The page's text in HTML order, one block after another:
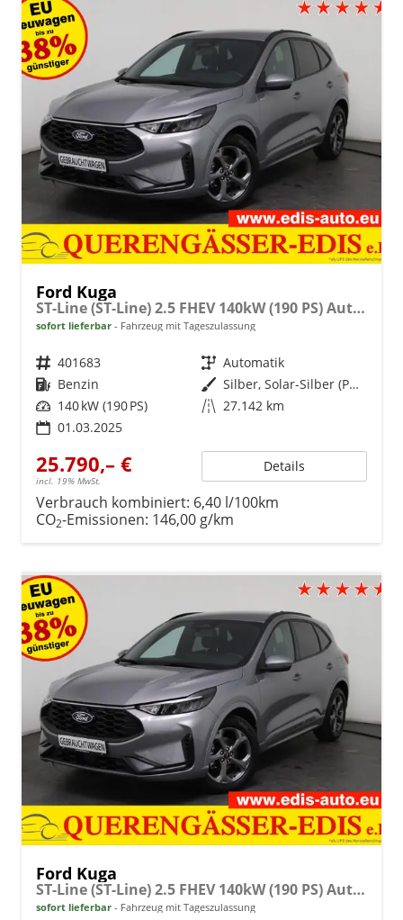
Ford Kuga
ST-Line (ST-Line) 2.5 FHEV 140kW (190 PS) Automatikgetriebe
sofort lieferbar Fahrzeug mit Tageszulassung
Fahrzeugnr. 401683 Getriebe Automatik
Kraftstoff Benzin Außenfarbe
Silber, Solar-Silber (PN4HS0)
Leistung 140 kW (190 PS) Kilometerstand 27.142 km
01.03.2025
25.790,– €
incl. 19% MwSt.
Details
Verbrauch kombiniert: 6,40 l/100km
CO2-Emissionen: 146,00 g/km
Ford Kuga
ST-Line (ST-Line) 2.5 FHEV 140kW (190 PS) Automatikgetriebe
sofort lieferbar Fahrzeug mit Tageszulassung